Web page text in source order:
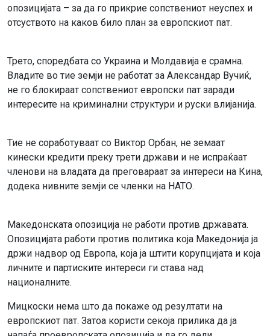
опозицијата – за да го прикрие сопствениот неуспех и
отсуството на каков било план за европскиот пат.
Трето, споредбата со Украина и Молдавија е срамна.
Владите во тие земји не работат за Александар Вучиќ,
не го блокираат сопствениот европски пат заради
интересите на криминални структури и руски влијанија.
Тие не соработуваат со Виктор Орбан, не земаат
кинески кредити преку трети држави и не испраќаат
членови на владата да преговараат за интереси на Кина,
додека нивните земји се членки на НАТО.
Македонската опозиција не работи против државата.
Опозицијата работи против политика која Македонија ја
држи надвор од Европа, која ја штити корупцијата и која
личните и партиските интереси ги става над
националните.
Мицкоски нема што да покаже од резултати на
европскиот пат. Затоа користи секоја прилика да ја